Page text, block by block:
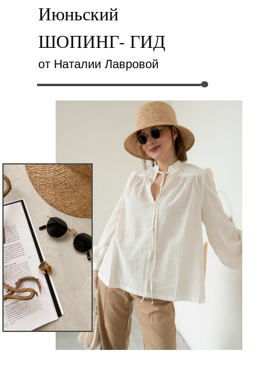
от Наталии Лавровой
Июньский
ШОПИНГ- ГИД